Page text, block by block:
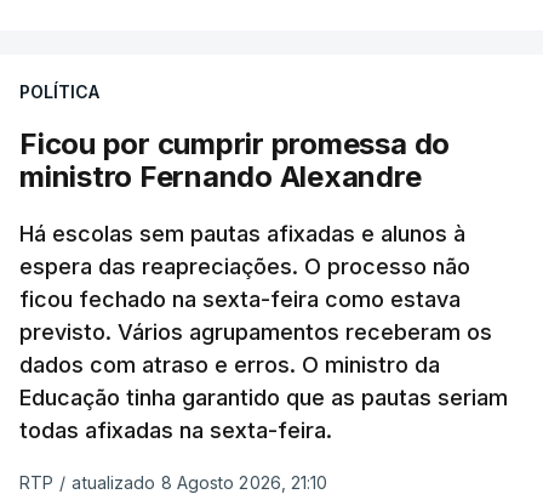
POLÍTICA
Ficou por cumprir promessa do
ministro Fernando Alexandre
Há escolas sem pautas afixadas e alunos à
espera das reapreciações. O processo não
ficou fechado na sexta-feira como estava
previsto. Vários agrupamentos receberam os
dados com atraso e erros. O ministro da
Educação tinha garantido que as pautas seriam
todas afixadas na sexta-feira.
RTP / atualizado 8 Agosto 2026, 21:10